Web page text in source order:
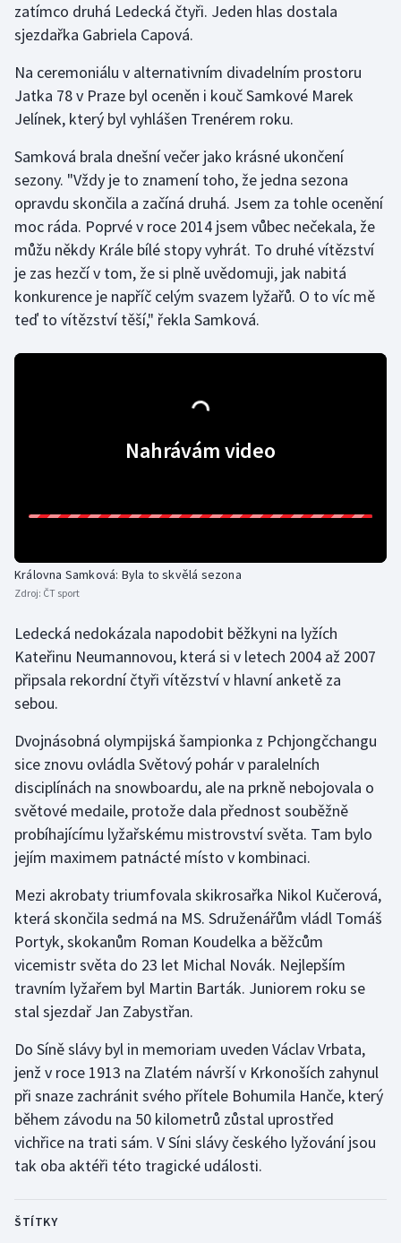
Gymnastika
Jezdectví
Krasobruslení
Lezení
Lyže a snowboard
Moderní pětiboj
Ragby
Rychlostní kanoistika
Short track
Sportovní střelba
Stolní tenis
Triatlon
Vodní slalom
Volejbal
Ostatní
zatímco druhá Ledecká čtyři. Jeden hlas dostala
sjezdařka Gabriela Capová.
Na ceremoniálu v alternativním divadelním prostoru
Jatka 78 v Praze byl oceněn i kouč Samkové Marek
Jelínek, který byl vyhlášen Trenérem roku.
Samková brala dnešní večer jako krásné ukončení
sezony. "Vždy je to znamení toho, že jedna sezona
opravdu skončila a začíná druhá. Jsem za tohle ocenění
moc ráda. Poprvé v roce 2014 jsem vůbec nečekala, že
můžu někdy Krále bílé stopy vyhrát. To druhé vítězství
je zas hezčí v tom, že si plně uvědomuji, jak nabitá
konkurence je napříč celým svazem lyžařů. O to víc mě
teď to vítězství těší," řekla Samková.
Nahrávám video
Královna Samková: Byla to skvělá sezona
Zdroj: ČT sport
Ledecká nedokázala napodobit běžkyni na lyžích
Kateřinu Neumannovou, která si v letech 2004 až 2007
připsala rekordní čtyři vítězství v hlavní anketě za
sebou.
Dvojnásobná olympijská šampionka z Pchjongčchangu
sice znovu ovládla Světový pohár v paralelních
disciplínách na snowboardu, ale na prkně nebojovala o
světové medaile, protože dala přednost souběžně
probíhajícímu lyžařskému mistrovství světa. Tam bylo
jejím maximem patnácté místo v kombinaci.
Mezi akrobaty triumfovala skikrosařka Nikol Kučerová,
která skončila sedmá na MS. Sdruženářům vládl Tomáš
Portyk, skokanům Roman Koudelka a běžcům
vicemistr světa do 23 let Michal Novák. Nejlepším
travním lyžařem byl Martin Barták. Juniorem roku se
stal sjezdař Jan Zabystřan.
Do Síně slávy byl in memoriam uveden Václav Vrbata,
jenž v roce 1913 na Zlatém návrší v Krkonoších zahynul
při snaze zachránit svého přítele Bohumila Hanče, který
během závodu na 50 kilometrů zůstal uprostřed
vichřice na trati sám. V Síni slávy českého lyžování jsou
tak oba aktéři této tragické události.
ŠTÍTKY